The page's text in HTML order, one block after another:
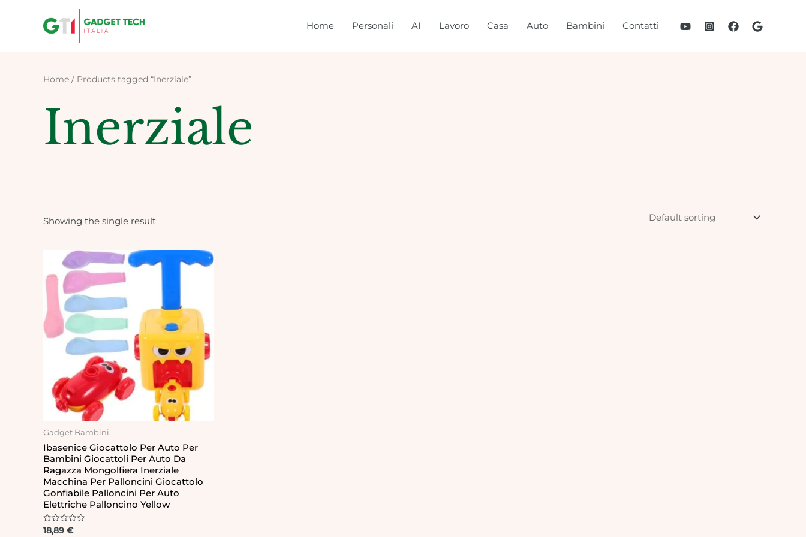
Home Personali AI Lavoro Casa Auto Bambini Contatti
Home / Products tagged “Inerziale”
Inerziale
Showing the single result
Gadget Bambini
Ibasenice Giocattolo Per Auto Per
Bambini Giocattoli Per Auto Da
Ragazza Mongolfiera Inerziale
Macchina Per Palloncini Giocattolo
Gonfiabile Palloncini Per Auto
Elettriche Palloncino Yellow
Rated
18,89 €